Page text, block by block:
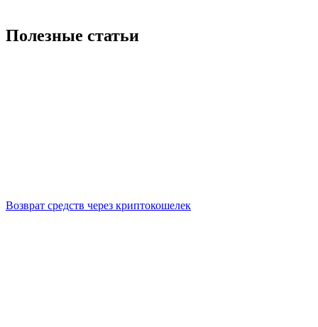
Полезные статьи
Возврат средств через криптокошелек